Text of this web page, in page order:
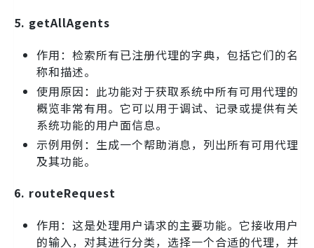
5. getAllAgents
作用：检索所有已注册代理的字典，包括它们的名
称和描述。
使用原因：此功能对于获取系统中所有可用代理的
概览非常有用。它可以用于调试、记录或提供有关
系统功能的用户面信息。
示例用例：生成一个帮助消息，列出所有可用代理
及其功能。
6. routeRequest
作用：这是处理用户请求的主要功能。它接收用户
的输入，对其进行分类，选择一个合适的代理，并